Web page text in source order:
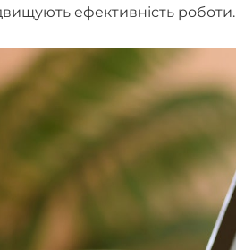
ефективність роботи.